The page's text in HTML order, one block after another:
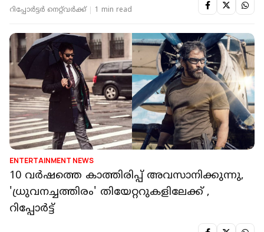
റിപ്പോർട്ടർ നെറ്റ്‌വര്‍ക്ക്‌ 1 min read
ENTERTAINMENT NEWS
10 വർഷത്തെ കാത്തിരിപ്പ് അവസാനിക്കുന്നു,
'ധ്രുവനച്ചത്തിരം' തിയേറ്ററുകളിലേക്ക് ,
റിപ്പോർട്ട്